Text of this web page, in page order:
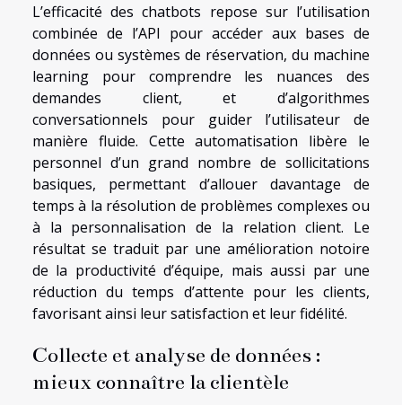
L’efficacité des chatbots repose sur l’utilisation
combinée de l’API pour accéder aux bases de
données ou systèmes de réservation, du machine
learning pour comprendre les nuances des
demandes client, et d’algorithmes
conversationnels pour guider l’utilisateur de
manière fluide. Cette automatisation libère le
personnel d’un grand nombre de sollicitations
basiques, permettant d’allouer davantage de
temps à la résolution de problèmes complexes ou
à la personnalisation de la relation client. Le
résultat se traduit par une amélioration notoire
de la productivité d’équipe, mais aussi par une
réduction du temps d’attente pour les clients,
favorisant ainsi leur satisfaction et leur fidélité.
Collecte et analyse de données :
mieux connaître la clientèle